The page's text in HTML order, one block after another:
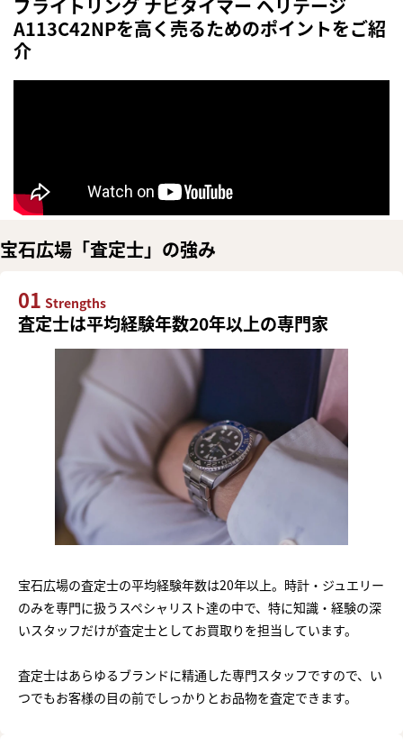
ブライトリング ナビタイマー ヘリテージ
A113C42NPを高く売るためのポイントをご紹
介
宝石広場「査定士」の強み
01 Strengths
査定士は平均経験年数20年以上の専門家
宝石広場の査定士の平均経験年数は20年以上。時計・ジュエリー
のみを専門に扱うスペシャリスト達の中で、特に知識・経験の深
いスタッフだけが査定士としてお買取りを担当しています。
査定士はあらゆるブランドに精通した専門スタッフですので、い
つでもお客様の目の前でしっかりとお品物を査定できます。